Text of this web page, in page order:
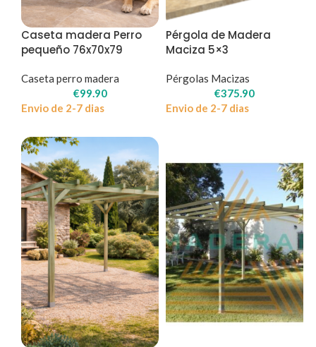
Caseta madera Perro
pequeño 76x70x79
Caseta perro madera
€99.90
Envio de 2-7 dias
Pérgola de Madera
Maciza 5×3
Pérgolas Macizas
€375.90
Envio de 2-7 dias